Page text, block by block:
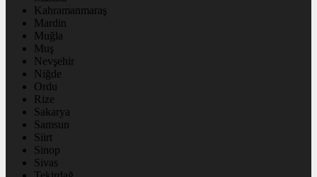
Kahramanmaraş
Mardin
Muğla
Muş
Nevşehir
Niğde
Ordu
Rize
Sakarya
Samsun
Siirt
Sinop
Sivas